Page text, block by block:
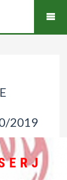
2019